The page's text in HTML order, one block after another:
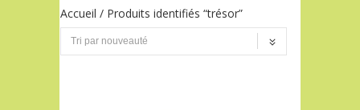
Accueil / Produits identifiés “trésor”